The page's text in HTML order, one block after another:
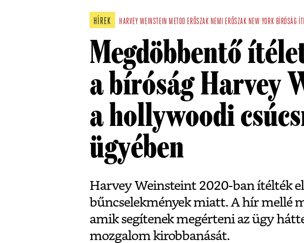
HÍREK HARVEY WEINSTEIN METOO ERŐSZAK NEMI ERŐSZAK NEW YORK BÍRÓSÁG
Megdöbbentő
a bíróság Harvey
a hollywoodi
ügyében
Harvey Weinsteint 2020-ban ítélték
bűncselekmények miatt. A hír mellé
amik segítenek megérteni az ügy
mozgalom kirobbanását.